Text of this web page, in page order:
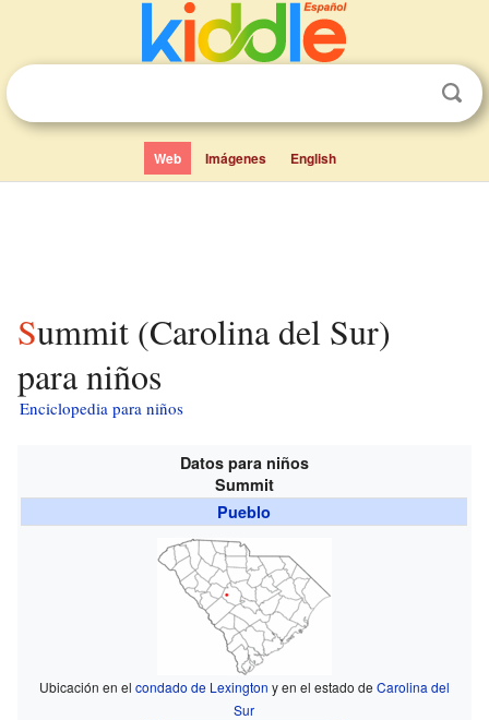
Web Imágenes English
Summit (Carolina del Sur)
para niños
Enciclopedia para niños
Datos para niños
Summit
Pueblo
Ubicación en el condado de Lexington y en el estado de Carolina del
Sur